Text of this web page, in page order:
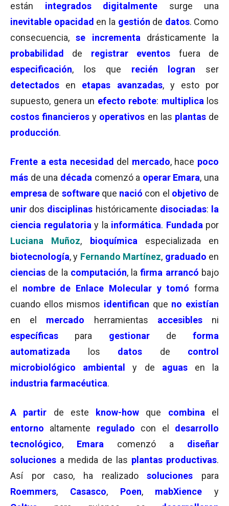
están integrados digitalmente surge una
inevitable opacidad en la gestión de datos. Como
consecuencia,se incrementa
drásticamente la
probabilidad
de registrar eventos fuera de
especificación, los que recién logran
ser
detectados
en etapas avanzadas, y esto por
supuesto, genera un efecto rebote: multiplica los
costos financieros y operativos en las plantas de
producción.
Frente a esta necesidad del mercado, hace poco
más de una década comenzó a operar Emara, una
empresa de software que nació con el objetivo de
unir dos disciplinas históricamente disociadas: la
ciencia regulatoria y la informática. Fundada por
Luciana
Muñoz, bioquímica
especializada en
biotecnología, y Fernando Martínez, graduado en
ciencias de la computación, la firma arrancó bajo
el
nombre de Enlace Molecular y tomó forma
cuando ellos mismos identifican que no existían
en el mercado herramientas accesibles ni
específicas para gestionar de forma
automatizada los datos de control
microbiológico ambientaly de aguas en la
industria farmacéutica.
A partir de este know-how que combina
el
entorno
altamente regulado con el desarrollo
tecnológico, Emara comenzó a diseñar
soluciones a medida de las plantas productivas.
Así por caso, ha realizadosoluciones
para
Roemmers, Casasco, Poen, mabXience y